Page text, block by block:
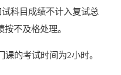
试科目成绩不计入复试总
不及格处理。
课的考试时间为2小时。